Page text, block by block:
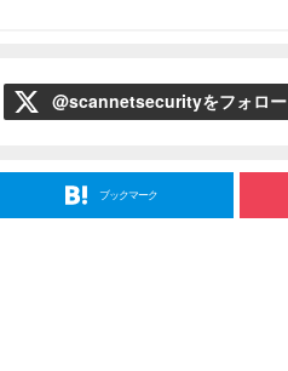
@scannetsecurityをフォロー
ブックマーク